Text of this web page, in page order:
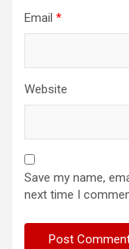
Email *
Website
Save my name,
next time I